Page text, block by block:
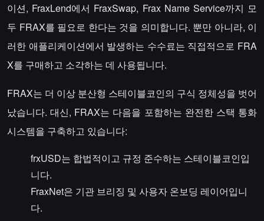
이션, FraxLend에서 FraxSwap, Frax Name Service까지 모
두 FRAX를 필요로 한다는 것을 의미합니다. 뿐만 아니라, 이
러한 애플리케이션에서 발생하는 수수료는 직접적으로 FRA
X를 구매하고 소각하는 데 사용됩니다.
FRAX는 더 이상 분산형 스테이블코인의 구식 정체성을 벗어
났습니다. 대신, FRAX는 다음을 포함하는 완전한 스택 통화
시스템을 구축하고 있습니다:
frxUSD는 합법적이고 규정 준수하는 스테이블코인입
니다.
FraxNet은 기관 브리징 및 사용자 온보딩 레이어입니
다.